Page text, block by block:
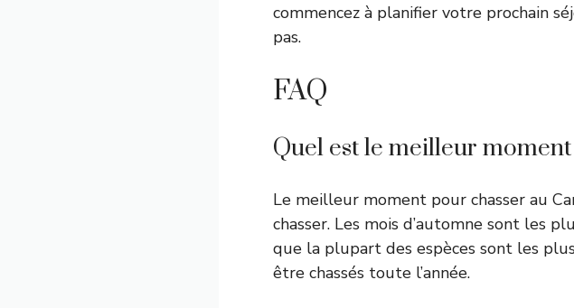
commencez à planifier votre prochain
pas.
FAQ
Quel est le meilleur
Le meilleur moment pour chasser au
chasser. Les mois d’automne sont les
que la plupart des espèces sont les
être chassés toute l’année.